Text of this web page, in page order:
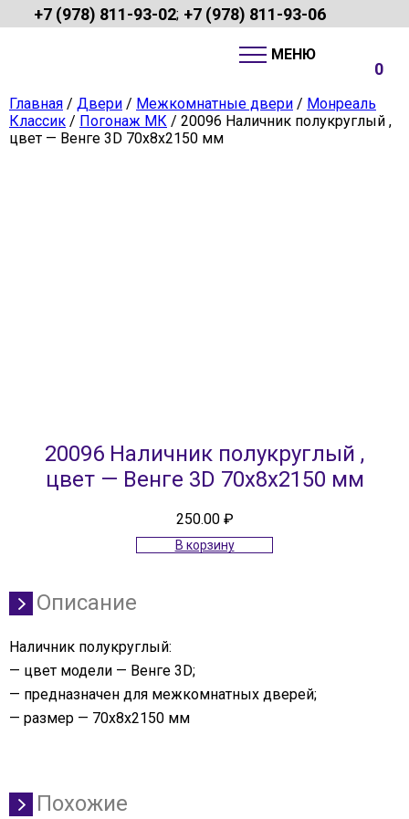
+7 (978) 811-93-02; +7 (978) 811-93-06
0
Главная / Двери / Межкомнатные двери / Монреаль
Классик / Погонаж МК / 20096 Наличник полукруглый ,
цвет — Венге 3D 70х8х2150 мм
20096 Наличник полукруглый ,
цвет — Венге 3D 70х8х2150 мм
250.00 ₽
В корзину
Описание
Наличник полукруглый:
— цвет модели — Венге 3D;
— предназначен для межкомнатных дверей;
— размер — 70х8х2150 мм
Похожие